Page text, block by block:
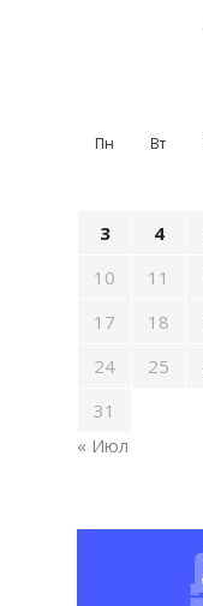
Пн Вт
3
4
10
11
17
18
24
25
31
« Июл